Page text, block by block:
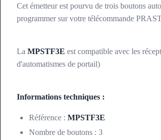
Cet émetteur est pourvu de trois boutons
programmer sur votre télécommande
La MPSTF3E est compatible avec les
d'automatismes de portail)
Informations techniques :
Référence : MPSTF3E
Nombre de boutons : 3